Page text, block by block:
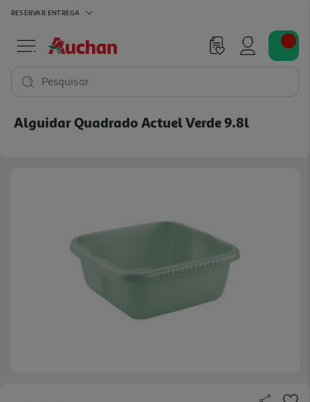
RESERVAR ENTREGA
Pesquisar
Alguidar Quadrado Actuel Verde 9.8l